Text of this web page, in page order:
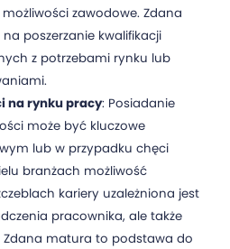
zawodowe. Zdana
poszerzanie kwalifikacji
z potrzebami rynku lub
na rynku pracy: Posiadanie
może być kluczowe
lub w przypadku chęci
branżach możliwość
kariery uzależniona jest
pracownika, ale także
Zdana matura to podstawa do